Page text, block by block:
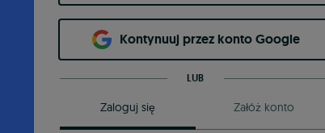
Kontynuuj przez konto Google
LUB
Zaloguj się Załóż konto